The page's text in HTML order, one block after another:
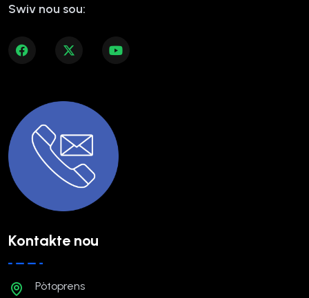
Swiv nou sou:
Kontakte nou
Pòtoprens